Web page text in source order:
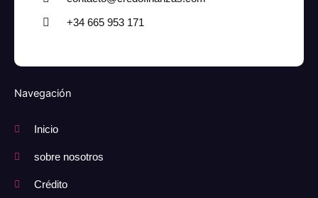
+34 665 953 171
Navegación
Inicio
sobre nosotros
Crédito